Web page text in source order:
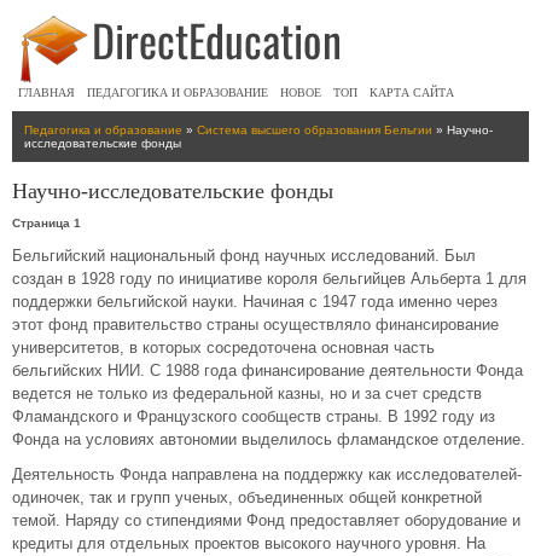
ГЛАВНАЯ ПЕДАГОГИКА И ОБРАЗОВАНИЕ НОВОЕ ТОП КАРТА САЙТА
Педагогика и образование » Система высшего образования Бельгии » Научно-
исследовательские фонды
Научно-исследовательские фонды
Страница 1
Бельгийский национальный фонд научных исследований. Был
создан в 1928 году по инициативе короля бельгийцев Альберта 1 для
поддержки бельгийской науки. Начиная с 1947 года именно через
этот фонд правительство страны осуществляло финансирование
университетов, в которых сосредоточена основная часть
бельгийских НИИ. С 1988 года финансирование деятельности Фонда
ведется не только из федеральной казны, но и за счет средств
Фламандского и Французского сообществ страны. В 1992 году из
Фонда на условиях автономии выделилось фламандское отделение.
Деятельность Фонда направлена на поддержку как исследователей-
одиночек, так и групп ученых, объединенных общей конкретной
темой. Наряду со стипендиями Фонд предоставляет оборудование и
кредиты для отдельных проектов высокого научного уровня. На